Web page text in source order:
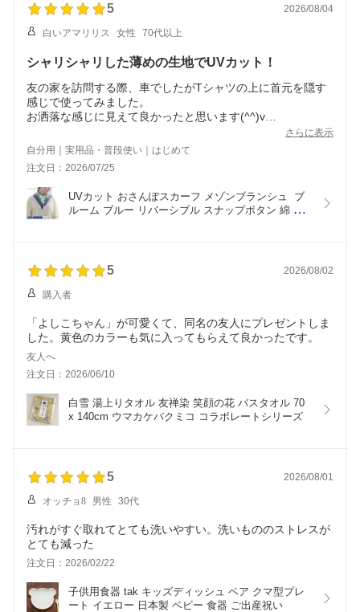
5 2026/08/04
白いアマリリス 女性 70代以上
シャリシャリした薄めの生地でUVカット！
友の家を訪問する際、車でしたがTシャツの上に首元を隠す
感じで使ってみました。
お洒落な感じに見えて良かったと思います(^^)v
・素材はコットン100%
＊生地もシャリシャリした感じ
・薄い生地で爽やかに首元に添います
・下の方のスナップで止められ、ズレにくい
＊写真撮ってみましたが、リアルな色が出ていません(汗)
さらに表示
自分用｜実用品・普段使い｜はじめて
注文日：2026/07/25
UVカット おさんぽスカーフ メゾンブランシュ  ブ
ルーム ブルー リバーシブル スナップボタン 綿 花
5 2026/08/02
購入者
「よしこちゃん」が可愛くて、同名の友人にプレゼントしま
した。黄色のカラーも気に入ってもらえて良かったです。
友人へ
注文日：2026/06/10
白雪 湯上りタオル 友禅染 笑顔の花 バスタオル 70
x 140cm ウマカケバクミコ コラボレートシリーズ
5 2026/08/01
オッチョ8 男性 30代
汚れがすぐ取れてとても洗いやすい。洗いもののストレスが
とても減った
注文日：2026/02/22
子供用食器 tak キッズディッシュ ベア クマ型プレ
ート イエロー 日本製 ベビー 食器 ご出産祝い